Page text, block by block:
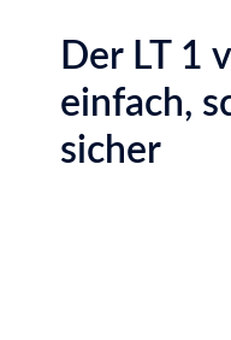
Der LT 1
einfach,
sicher